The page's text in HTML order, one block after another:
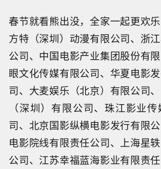
春节就看熊出没，全家一起更欢
方特（深圳）动漫有限公司、浙
公司、中国电影产业集团股份有
眼文化传媒有限公司、华夏电影
司、大麦娱乐（北京）有限公司
（深圳）有限公司、珠江影业
司、北京国影纵横电影发行有限
电影院线有限责任公司、上海星
公司、江苏幸福蓝海影业有限责